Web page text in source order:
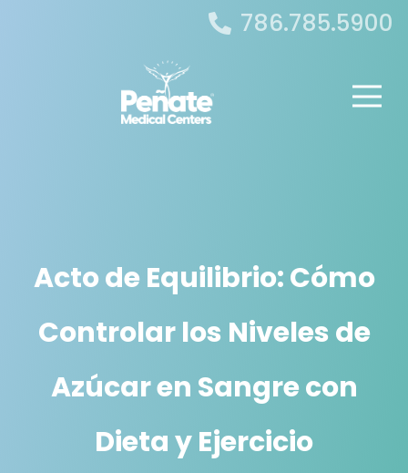
786.785.5900
Acto de Equilibrio: Cómo
Controlar los Niveles de
Azúcar en Sangre con
Dieta y Ejercicio